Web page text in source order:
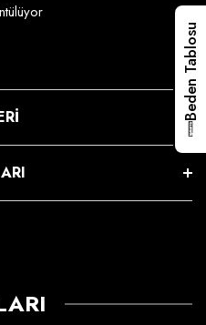
Beden Tablosu